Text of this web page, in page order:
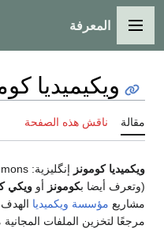
القائمة الرئيسية
المعرفة
ويكيميديا
مقالة ناقش هذه الصفحة
ويكميديا كومونز إنگليزية:
(وتعرف أيضا بكومونز أو ويكي
مشاريع مؤسسة ويكميديا
مرجعًا لتخزين الملفات